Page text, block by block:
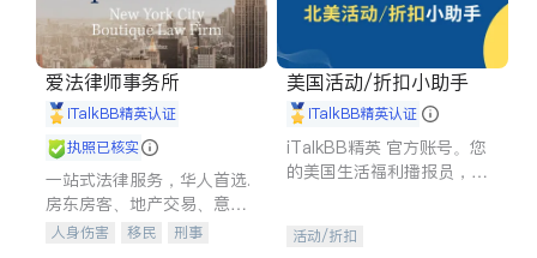
爱法律师事务所
iTalkBB精英认证
执照已核实
一站式法律服务，华人首选.
房东房客、地产交易、意外
伤害、车祸重伤、商业诉
人身伤害 移民
刑事
美国活动/折扣小助手
iTalkBB精英认证
iTalkBB精英 官方账号。您
的美国生活福利播报员，精
专属福利。
活动/折扣